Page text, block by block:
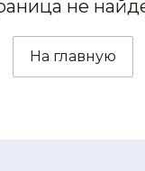
не
На главную